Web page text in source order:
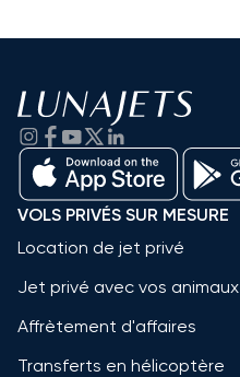
VOLS PRIVÉS SUR MESURE
Location de jet privé
Jet privé avec vos animaux
Affrètement d'affaires
Transferts en hélicoptère